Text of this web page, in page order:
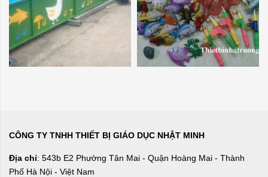
CÔNG TY TNHH THIẾT BỊ GIÁO DỤC NHẬT MINH
Địa chỉ: 543b E2 Phường Tân Mai - Quận Hoàng Mai - Thành
Phố Hà Nội - Việt Nam